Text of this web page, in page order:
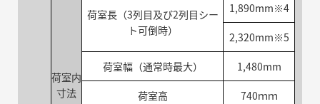
荷室内
寸法
荷室長（3列目及び2列目シー
ト可倒時）
1,890mm※4
2,320mm※5
荷室幅（通常時最大） 1,480mm
荷室高
740ｍｍ